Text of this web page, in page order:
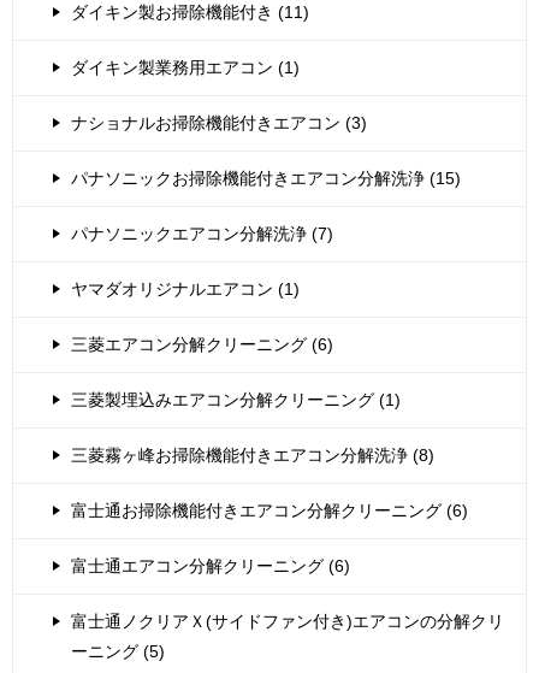
ダイキン製お掃除機能付き (11)
ダイキン製業務用エアコン (1)
ナショナルお掃除機能付きエアコン (3)
パナソニックお掃除機能付きエアコン分解洗浄 (15)
パナソニックエアコン分解洗浄 (7)
ヤマダオリジナルエアコン (1)
三菱エアコン分解クリーニング (6)
三菱製埋込みエアコン分解クリーニング (1)
三菱霧ヶ峰お掃除機能付きエアコン分解洗浄 (8)
富士通お掃除機能付きエアコン分解クリーニング (6)
富士通エアコン分解クリーニング (6)
富士通ノクリアＸ(サイドファン付き)エアコンの分解クリ
ーニング (5)